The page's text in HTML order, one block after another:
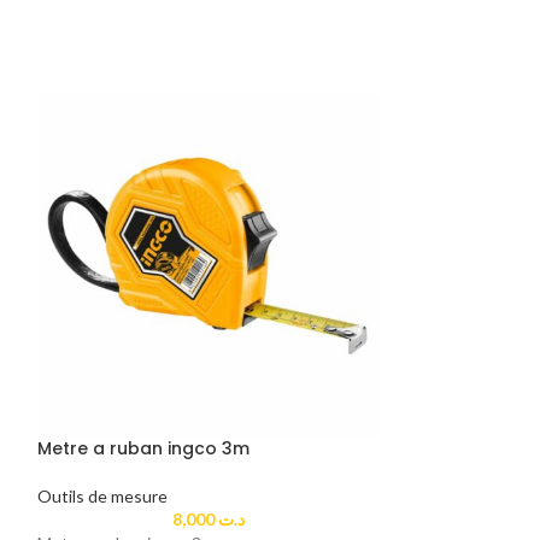
Metre a ruban ingco 3m
Outils de mesure
د.ت8,000